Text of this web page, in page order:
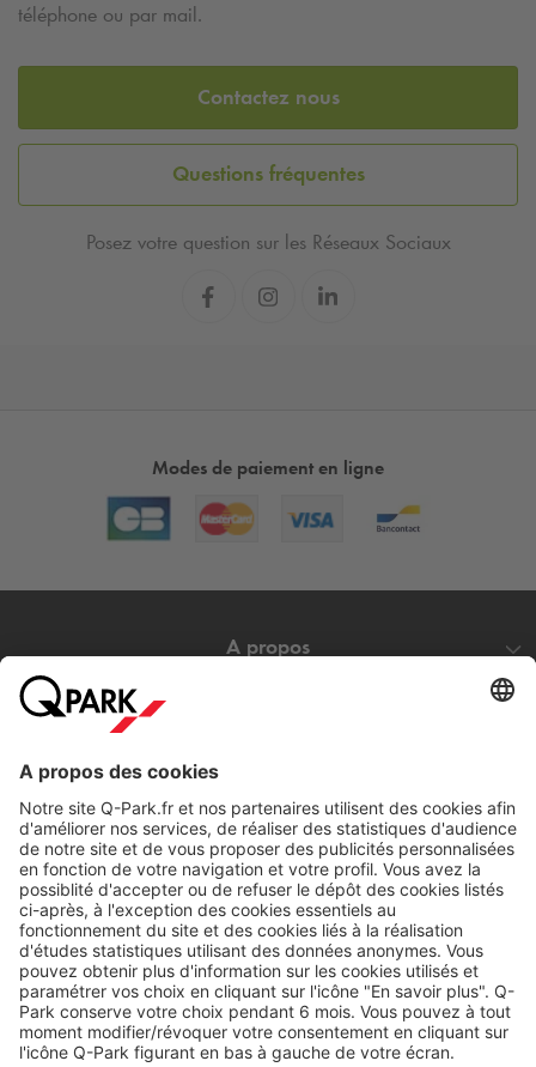
téléphone ou par mail.
Contactez nous
Questions fréquentes
Posez votre question sur les Réseaux Sociaux
Modes de paiement en ligne
A propos
Nos services
Cookies
Copyright